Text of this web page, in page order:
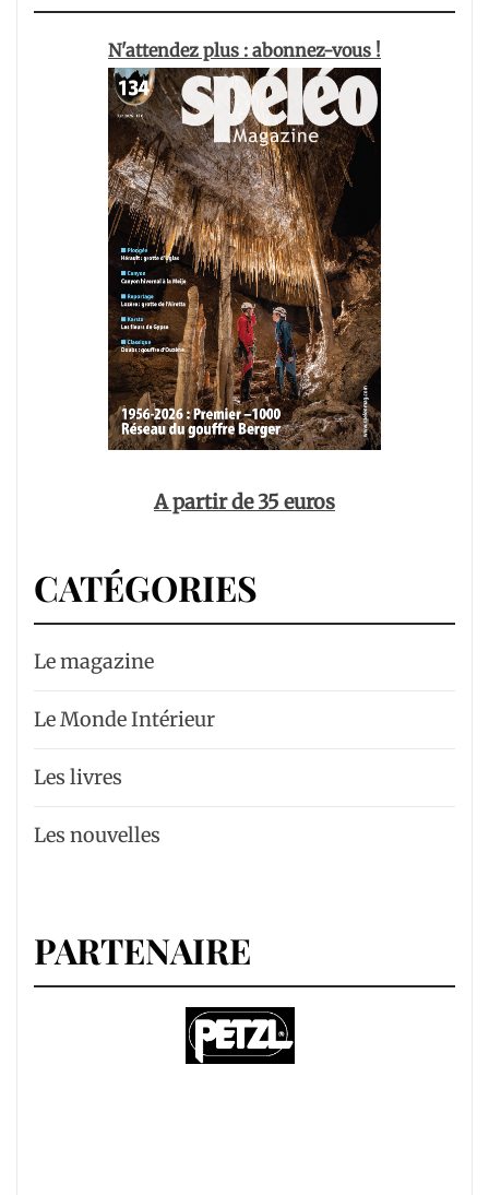
N'attendez plus : abonnez-vous !
A partir de 35 euros
CATÉGORIES
Le magazine
Le Monde Intérieur
Les livres
Les nouvelles
PARTENAIRE